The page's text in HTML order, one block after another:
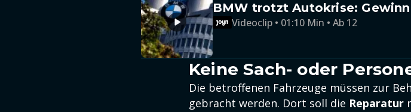
BMW trotzt Autokrise:
Videoclip • 01:10 Min • Ab 12
Keine Sach- oder
Die betroffenen Fahrzeuge müssen zur
gebracht werden. Dort soll die Reparatur